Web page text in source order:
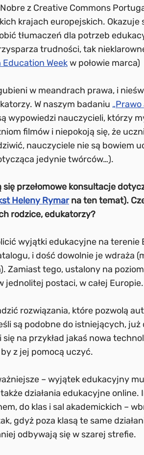
z Creative Commons
krajach europejskich. Okazuje
tłumaczeń dla potrzeb
trudności, tak
Education Weekw połowie marca)
w meandrach prawa, i
W naszym badaniu
wypowiedzi nauczycieli, którzy
filmów i niepokoją się, że
nauczyciele nie są bowiem
jedynie twórców…).
się przełomowe konsultacje
Heleny Rymarna ten temat).
rodzice, edukatorzy?
wyjątki edukacyjne na terenie
i dość dowolnie je wdraża
Zamiast tego, ustalony na
jednolitej postaci, w całej Europie.
rozwiązania, które pozwolą
są podobne do istniejących,
się na przykład jakaś nowa
z jej pomocą uczyć.
– wyjątek edukacyjny
działania edukacyjne online.
do klas i sal akademickich –
gdyż poza klasą te same
odbywają się w szarej strefie.